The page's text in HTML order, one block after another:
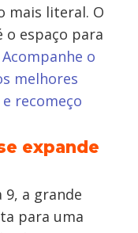
mais literal. O
o espaço para
Acompanhe o
melhores
recomeço
expande
9, a grande
para uma